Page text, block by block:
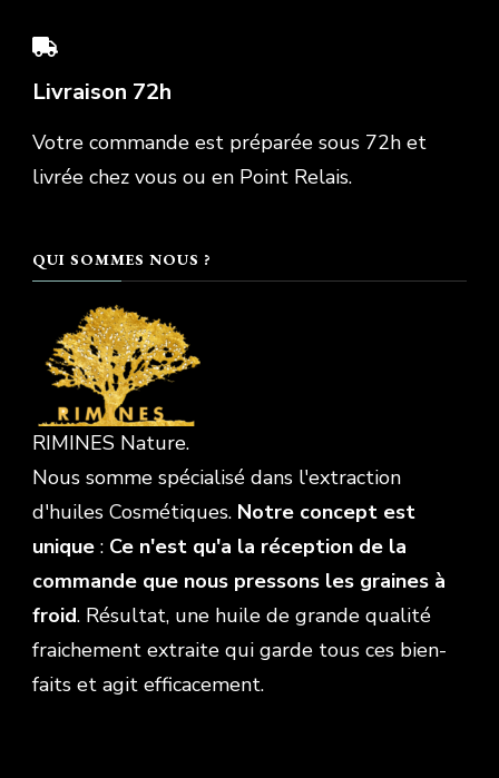
Livraison 72h
Votre commande est préparée sous 72h et
livrée chez vous ou en Point Relais.
QUI SOMMES NOUS ?
RIMINES Nature.
Nous somme spécialisé dans l'extraction
d'huiles Cosmétiques. Notre concept est
unique : Ce n'est qu'a la réception de la
commande que nous pressons les graines à
froid. Résultat, une huile de grande qualité
fraichement extraite qui garde tous ces bien-
faits et agit efficacement.